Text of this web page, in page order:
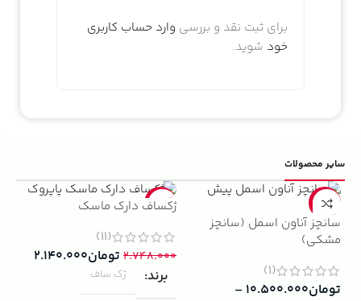
برای ثبت نقد و بررسی وارد حساب کاربری
خود شوید.
سایر محصولات
-13%
سانچز آناون اسمل (سانچز
مشکی)
(1)
تومان۱۰.۵۰۰.۰۰۰ –
-22%
ژکساف دارک ماسک
(11)
۲.۷۴۸.۰۰۰ تومان۲.۱۴۰.۰۰۰
برند
ژک ساف